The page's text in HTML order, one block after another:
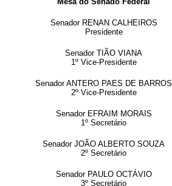
Senador RENAN CALHEIROS
Presidente
Senador TIÃO VIANA
1º Vice-Presidente
Senador ANTERO PAES DE BARROS
2º Vice-Presidente
Senador EFRAIM MORAIS
1º Secretário
Senador JOÃO ALBERTO SOUZA
2º Secretário
Senador PAULO OCTÁVIO
3º Secretário